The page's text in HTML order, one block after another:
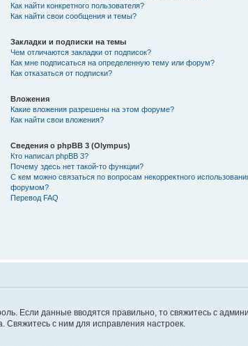
Как найти конкретного пользователя?
Как найти свои сообщения и темы?
Закладки и подписки на темы
Чем отличаются закладки от подписок?
Как мне подписаться на определенную тему или форум?
Как отказаться от подписки?
Вложения
Какие вложения разрешены на этом форуме?
Как найти свои вложения?
Сведения о phpBB 3 (Olympus)
Кто написал phpBB 3?
Почему здесь нет такой-то функции?
С кем можно связаться по вопросам некорректного
форумом?
Перевод FAQ
Если данные вводятся правильно, то свяжитесь с
Свяжитесь с ним для исправления настроек.